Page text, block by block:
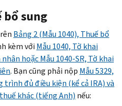
bổ sung
Bảng 2 (Mẫu 1040), Thuế bổ
kèm với Mẫu 1040, Tờ khai
hoặc Mẫu 1040-SR, Tờ khai
. Bạn cũng phải nộp Mẫu 5329,
trình đủ điều kiện (kể cả IRA) và
khác (tiếng Anh) nếu: